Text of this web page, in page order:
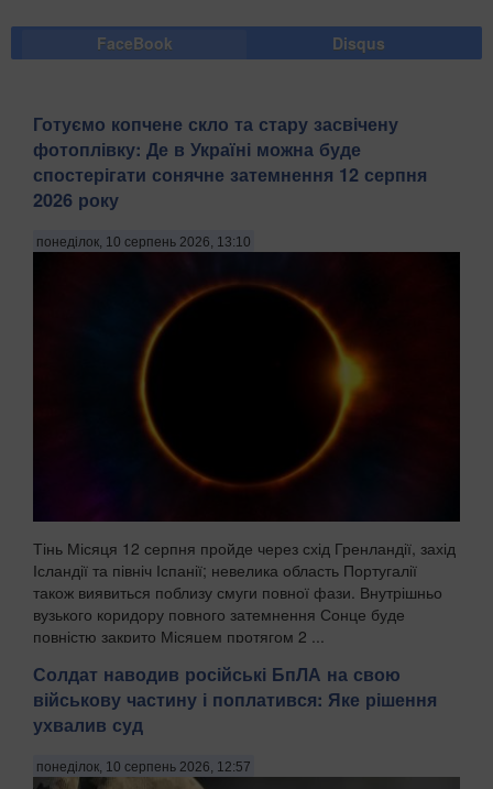
FaceBook Disqus
Готуємо копчене скло та стару засвічену
фотоплівку: Де в Україні можна буде
спостерігати сонячне затемнення 12 серпня
2026 року
понеділок, 10 серпень 2026, 13:10
Тінь Місяця 12 серпня пройде через схід Гренландії, захід
Ісландії та північ Іспанії; невелика область Португалії
також виявиться поблизу смуги повної фази. Внутрішньо
вузького коридору повного затемнення Сонце буде
повністю закрито Місяцем протягом 2 ...
Солдат наводив російські БпЛА на свою
військову частину і поплатився: Яке рішення
ухвалив суд
понеділок, 10 серпень 2026, 12:57